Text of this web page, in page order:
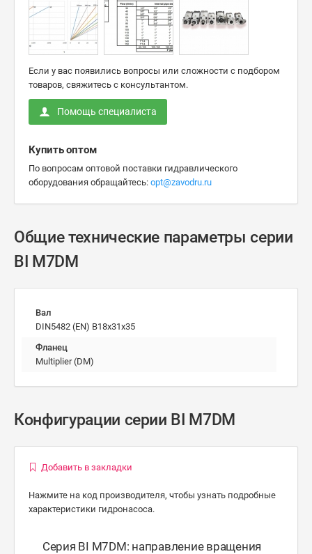
Если у вас появились вопросы или сложности с подбором
товаров, свяжитесь с консультантом.
Помощь специалиста
Купить оптом
По вопросам оптовой поставки гидравлического
оборудования обращайтесь: opt@zavodru.ru
Общие технические параметры серии
BI M7DM
Вал
DIN5482 (EN) B18x31x35
Фланец
Multiplier (DM)
Конфигурации серии BI M7DM
Добавить в закладки
Нажмите на код производителя, чтобы узнать подробные
характеристики гидронасоса.
Серия BI M7DM: направление вращения